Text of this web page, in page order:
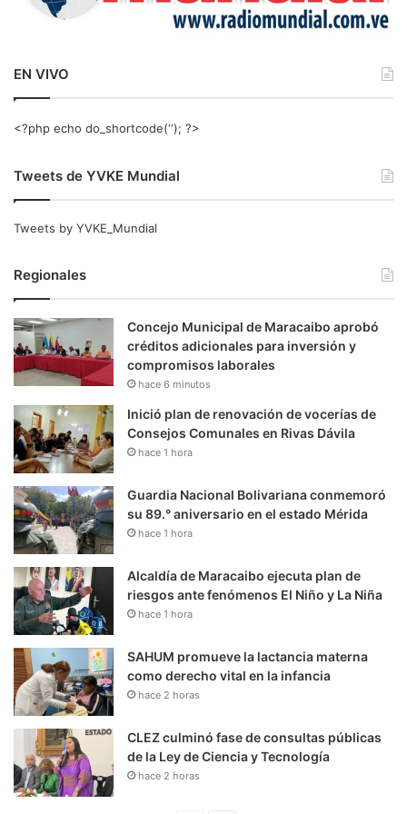
EN VIVO
<?php echo do_shortcode(‘‘); ?>
Tweets de YVKE Mundial
Tweets by YVKE_Mundial
Regionales
Concejo Municipal de Maracaibo aprobó
créditos adicionales para inversión y
compromisos laborales
hace 6 minutos
Inició plan de renovación de vocerías de
Consejos Comunales en Rivas Dávila
hace 1 hora
Guardia Nacional Bolivariana conmemoró
su 89.° aniversario en el estado Mérida
hace 1 hora
Alcaldía de Maracaibo ejecuta plan de
riesgos ante fenómenos El Niño y La Niña
hace 1 hora
SAHUM promueve la lactancia materna
como derecho vital en la infancia
hace 2 horas
CLEZ culminó fase de consultas públicas
de la Ley de Ciencia y Tecnología
hace 2 horas